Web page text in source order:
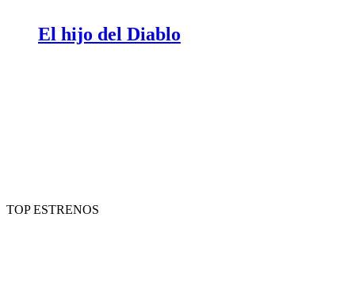
El hijo del Diablo
TOP ESTRENOS